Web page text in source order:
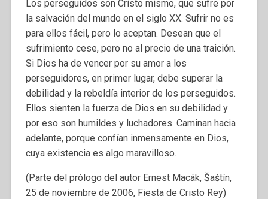
Los perseguidos son Cristo mismo, que sufre por
la salvación del mundo en el siglo XX. Sufrir no es
para ellos fácil, pero lo aceptan. Desean que el
sufrimiento cese, pero no al precio de una traición.
Si Dios ha de vencer por su amor a los
perseguidores, en primer lugar, debe superar la
debilidad y la rebeldía interior de los perseguidos.
Ellos sienten la fuerza de Dios en su debilidad y
por eso son humildes y luchadores. Caminan hacia
adelante, porque confían inmensamente en Dios,
cuya existencia es algo maravilloso.
(Parte del prólogo del autor Ernest Macák, Šaštín,
25 de noviembre de 2006, Fiesta de Cristo Rey)